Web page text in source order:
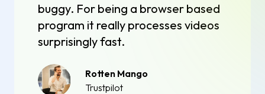
buggy. For being a browser based
program it really processes videos
surprisingly fast.
Rotten Mango
Trustpilot